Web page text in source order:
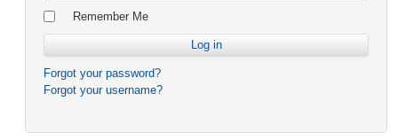
Remember Me
Forgot your password?
Forgot your username?